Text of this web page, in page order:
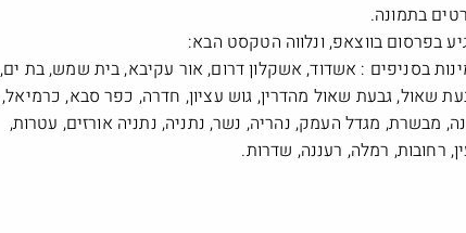
בתמונה.
בפרסום בווצאפ, ונלווה הטקסט הבא:
בסניפים : אשדוד, אשקלון דרום, אור עקיבא, בית שמש, בת ים,
שאול, גבעת שאול מהדרין, גוש עציון, חדרה, כפר סבא, כרמיאל,
מבשרת, מגדל העמק, נהריה, נשר, נתניה, נתניה אורזים, עטרות,
רחובות, רמלה, רעננה, שדרות.